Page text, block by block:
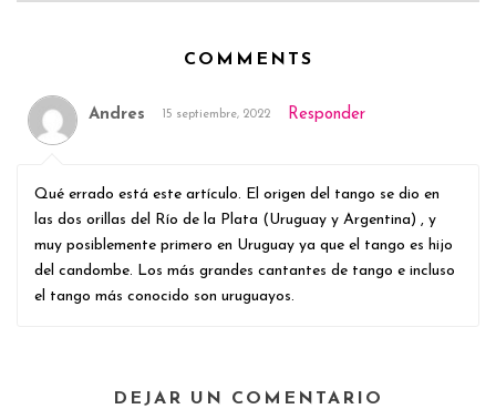
COMMENTS
Andres 15 septiembre, 2022 Responder
Qué errado está este artículo. El origen del tango se dio en
las dos orillas del Río de la Plata (Uruguay y Argentina) , y
muy posiblemente primero en Uruguay ya que el tango es hijo
del candombe. Los más grandes cantantes de tango e incluso
el tango más conocido son uruguayos.
DEJAR UN COMENTARIO